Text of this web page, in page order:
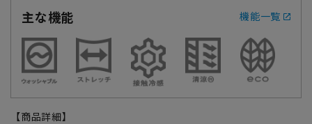
主な機能
機能一覧
【商品詳細】